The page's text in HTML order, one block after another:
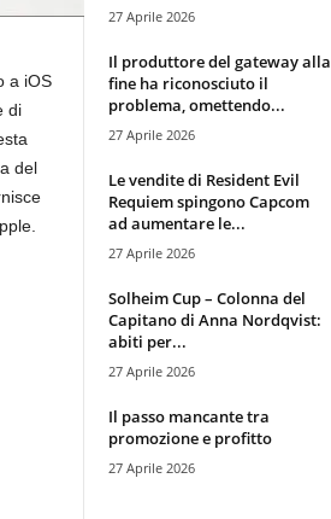
a iOS
di
del
27 Aprile 2026
Il produttore del gateway alla
fine ha riconosciuto il
problema, omettendo...
27 Aprile 2026
Le vendite di Resident Evil
Requiem spingono Capcom
ad aumentare le...
27 Aprile 2026
Solheim Cup – Colonna del
Capitano di Anna Nordqvist:
abiti per...
27 Aprile 2026
Il passo mancante tra
promozione e profitto
27 Aprile 2026